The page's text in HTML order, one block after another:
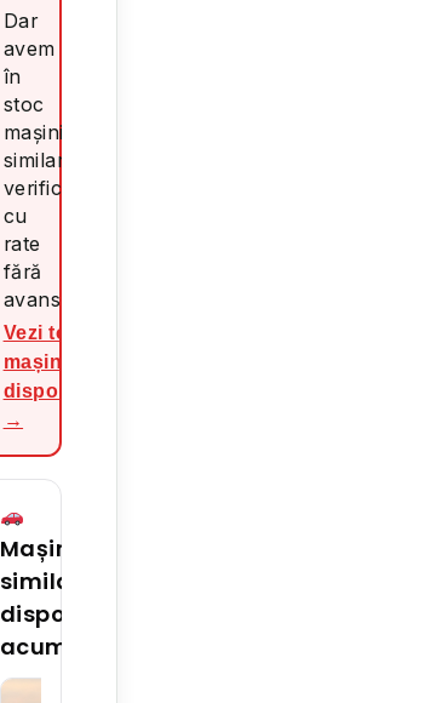
Dar
avem
în
stoc
mașini
similare,
verificate,
cu
rate
fără
avans.
Vezi toate
mașinile
disponibile
→
Mașini
similare
disponibile
acum